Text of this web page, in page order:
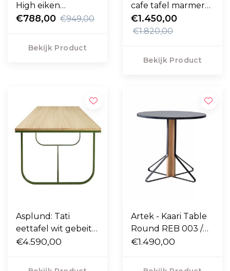
High eiken
onderstel Ø70 -
€788,00 €949,00
Bekijk Product
cafe tafel marmer
top Ø90
€1.450,00
€1.820,00
Bekijk Product
Asplund: Tati
eettafel wit gebeitst
eiken 200 x 85
€4.590,00
Artek - Kaari Table
Round REB 003 /
004
€1.490,00